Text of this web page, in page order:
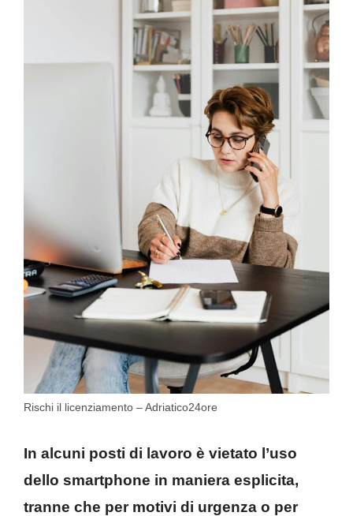
Rischi il licenziamento – Adriatico24ore
In alcuni posti di lavoro è vietato l’uso
dello smartphone in maniera esplicita,
tranne che per motivi di urgenza o per